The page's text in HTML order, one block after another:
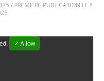
/ PREMIÈRE PUBLICATION LE 8
✓ Allow